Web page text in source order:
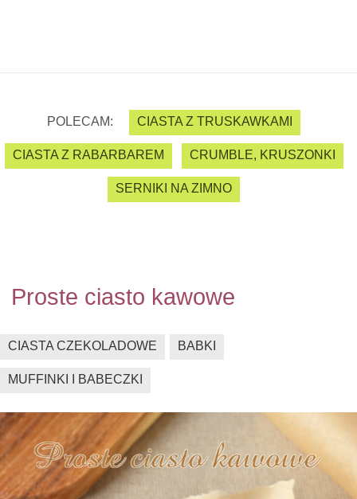
POLECAM: CIASTA Z TRUSKAWKAMI
CIASTA Z RABARBAREM CRUMBLE, KRUSZONKI
SERNIKI NA ZIMNO
Proste ciasto kawowe
CIASTA CZEKOLADOWE BABKI
MUFFINKI I BABECZKI